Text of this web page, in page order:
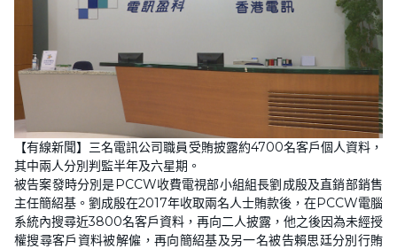
【有線新聞】三名電訊公司職員受賄披露約4700名客戶個人資料，
其中兩人分別判監半年及六星期。
被告案發時分別是PCCW收費電視部小組組長劉成殷及直銷部銷售
主任簡紹基。劉成殷在2017年收取兩名人士賄款後，在PCCW電腦
系統內搜尋近3800名客戶資料，再向二人披露，他之後因為未經授
權搜尋客戶資料被解僱，再向簡紹基及另一名被告賴思廷分別行賄